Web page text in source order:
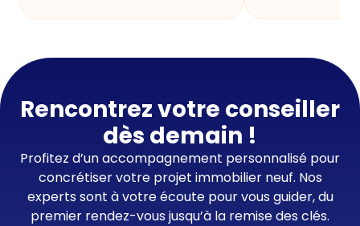
Rencontrez votre conseiller
dès demain !
Profitez d’un accompagnement personnalisé pour
concrétiser votre projet immobilier neuf. Nos
experts sont à votre écoute pour vous guider, du
premier rendez-vous jusqu’à la remise des clés.